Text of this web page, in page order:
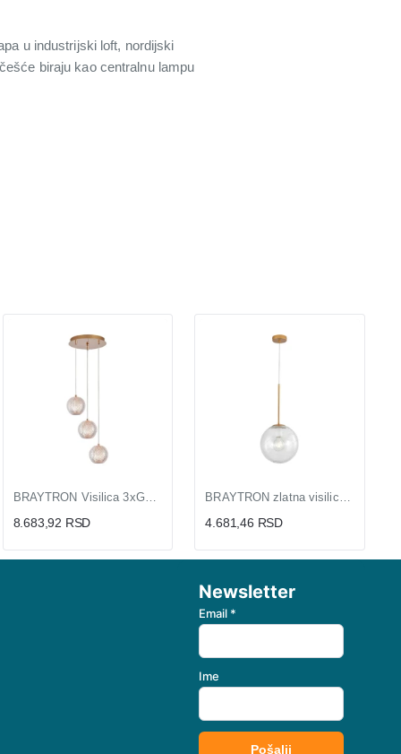
u industrijski loft, nordijski
biraju kao centralnu lampu
8.683,92 RSD 4.681,46 RSD